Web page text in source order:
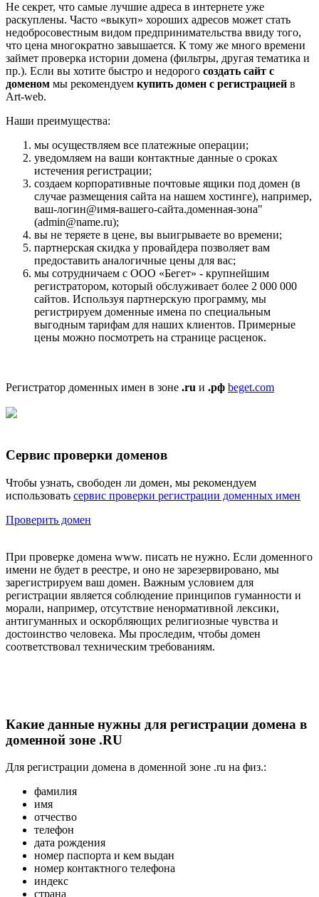
Не секрет, что самые лучшие адреса в интернете уже
раскуплены. Часто «выкуп» хороших адресов может стать
недобросовестным видом предпринимательства ввиду того,
что цена многократно завышается. К тому же много времени
займет проверка истории домена (фильтры, другая тематика и
пр.). Если вы хотите быстро и недорого создать сайт с
доменом мы рекомендуем купить домен с регистрацией в
Аrt-web.
Наши преимущества:
мы осуществляем все платежные операции;
уведомляем на ваши контактные данные о сроках
истечения регистрации;
создаем корпоративные почтовые ящики под домен (в
случае размещения сайта на нашем хостинге), например,
ваш-логин@имя-вашего-сайта.доменная-зона"
(admin@name.ru);
вы не теряете в цене, вы выигрываете во времени;
партнерская скидка у провайдера позволяет вам
предоставить аналогичные цены для вас;
мы сотрудничаем с ООО «Бегет» - крупнейшим
регистратором, который обслуживает более 2 000 000
сайтов. Используя партнерскую программу, мы
регистрируем доменные имена по специальным
выгодным тарифам для наших клиентов. Примерные
цены можно посмотреть на странице расценок.
Регистратор доменных имен в зоне .ru и .рф beget.com
Сервис проверки доменов
Чтобы узнать, свободен ли домен, мы рекомендуем
использовать сервис проверки регистрации доменных имен
Проверить домен
При проверке домена www. писать не нужно. Если доменного
имени не будет в реестре, и оно не зарезервировано, мы
зарегистрируем ваш домен. Важным условием для
регистрации является соблюдение принципов гуманности и
морали, например, отсутствие ненормативной лексики,
антигуманных и оскорбляющих религиозные чувства и
достоинство человека. Мы проследим, чтобы домен
соответствовал техническим требованиям.
Какие данные нужны для регистрации домена в
доменной зоне .RU
Для регистрации домена в доменной зоне .ru на физ.:
фамилия
имя
отчество
телефон
дата рождения
номер паспорта и кем выдан
номер контактного телефона
индекс
страна